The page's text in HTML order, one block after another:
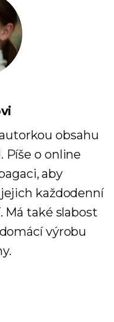
obsahu
Píše o online
aby
každodenní
Má také slabost
výrobu